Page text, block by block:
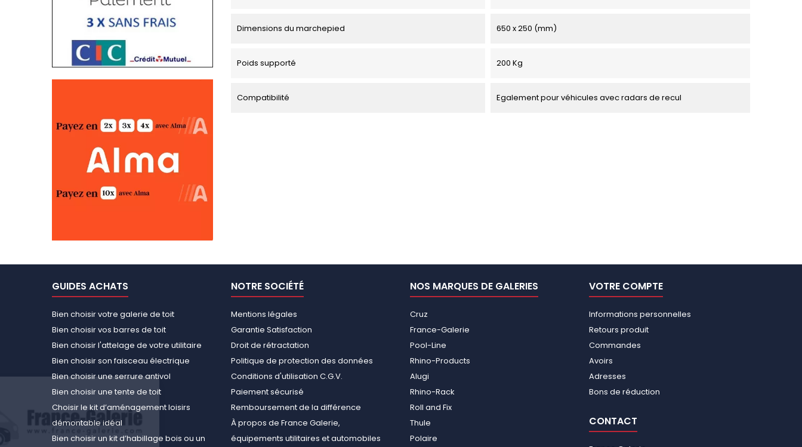
Dimensions du marchepied 650 x 250 (mm)
Poids supporté 200 Kg
Compatibilité Egalement pour véhicules avec radars de recul
GUIDES ACHATS
Bien choisir votre galerie de toit
Bien choisir vos barres de toit
Bien choisir l'attelage de votre utilitaire
Bien choisir son faisceau électrique
Bien choisir une serrure antivol
Bien choisir une tente de toit
Choisir le kit d’aménagement loisirs
démontable idéal
Bien choisir un kit d’habillage bois ou un
NOTRE SOCIÉTÉ
Mentions légales
Garantie Satisfaction
Droit de rétractation
Politique de protection des données
Conditions d'utilisation C.G.V.
Paiement sécurisé
Remboursement de la différence
À propos de France Galerie,
équipements utilitaires et automobiles
NOS MARQUES DE GALERIES
Cruz
France-Galerie
Pool-Line
Rhino-Products
Alugi
Rhino-Rack
Roll and Fix
Thule
Polaire
VOTRE COMPTE
Informations personnelles
Retours produit
Commandes
Avoirs
Adresses
Bons de réduction
CONTACT